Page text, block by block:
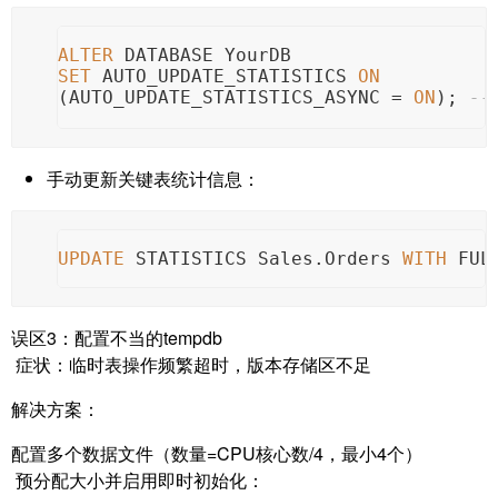
ALTER DATABASE YourDB
SET AUTO_UPDATE_STATISTICS ON
(AUTO_UPDATE_STATISTICS_ASYNC = ON ); --
手动更新关键表统计信息：
UPDATE STATISTICS Sales.Orders WITH
误区3：配置不当的tempdb
症状：临时表操作频繁超时，版本存储区不足
解决方案：
配置多个数据文件（数量=CPU核心数/4，最小4个）
预分配大小并启用即时初始化：